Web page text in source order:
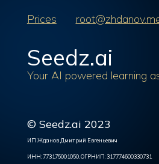
Prices
Seedz.ai
Your AI powered learning
© Seedz.ai 2023
ИП Жданов Дмитрий Евгеньевич
ИНН: 773175001050, ОГРНИП: 317774600330731